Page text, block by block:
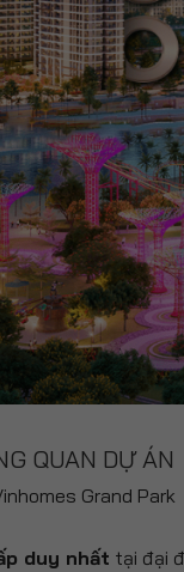
QUAN DỰ ÁN
Grand Park
duy nhất tại đại